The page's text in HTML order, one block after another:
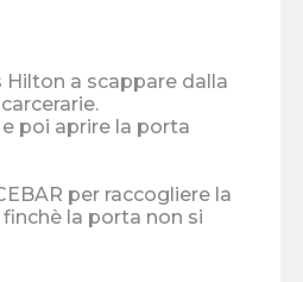
a scappare dalla
poi aprire la porta
per raccogliere la
la porta non si